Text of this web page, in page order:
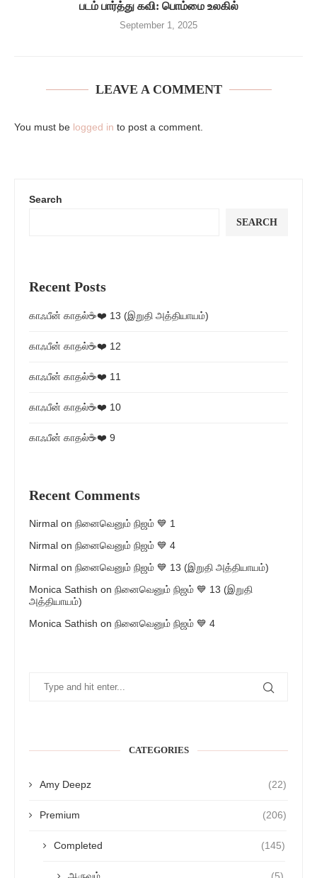
படம் பார்த்து கவி: பொம்மை உலகில்
September 1, 2025
LEAVE A COMMENT
You must be logged in to post a comment.
Search
SEARCH
Recent Posts
காஃபீன் காதல்☕❤️ 13 (இறுதி அத்தியாயம்)
காஃபீன் காதல்☕❤️ 12
காஃபீன் காதல்☕❤️ 11
காஃபீன் காதல்☕❤️ 10
காஃபீன் காதல்☕❤️ 9
Recent Comments
Nirmal on நினைவெனும் நிஜம் 💙 1
Nirmal on நினைவெனும் நிஜம் 💙 4
Nirmal on நினைவெனும் நிஜம் 💙 13 (இறுதி அத்தியாயம்)
Monica Sathish on நினைவெனும் நிஜம் 💙 13 (இறுதி
அத்தியாயம்)
Monica Sathish on நினைவெனும் நிஜம் 💙 4
CATEGORIES
Amy Deepz (22)
Premium (206)
Completed (145)